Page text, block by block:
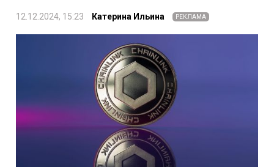
12.12.2024, 15:23 Катерина Ильина РЕКЛАМА